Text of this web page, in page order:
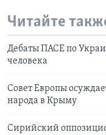
Читайте
Дебаты ПАСЕ по
человека
Совет Европы
народа в Крыму
Сирийский